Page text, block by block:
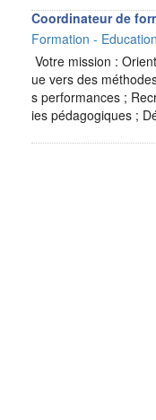
Coordinateur de
Formation -
Votre mission :
ue vers des
s performances ;
ies pédagogiques ;